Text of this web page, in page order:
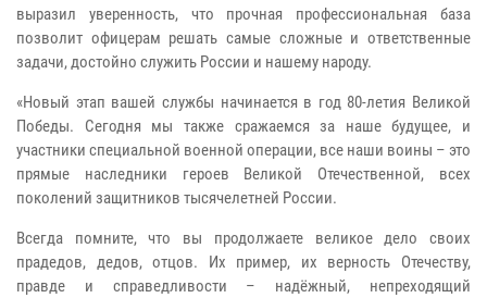
выразил уверенность, что прочная профессиональная база
позволит офицерам решать самые сложные и ответственные
задачи, достойно служить России и нашему народу.
«Новый этап вашей службы начинается в год 80-летия Великой
Победы. Сегодня мы также сражаемся за наше будущее, и
участники специальной военной операции, все наши воины – это
прямые наследники героев Великой Отечественной, всех
поколений защитников тысячелетней России.
Всегда помните, что вы продолжаете великое дело своих
прадедов, дедов, отцов. Их пример, их верность Отечеству,
правде и справедливости – надёжный, непреходящий